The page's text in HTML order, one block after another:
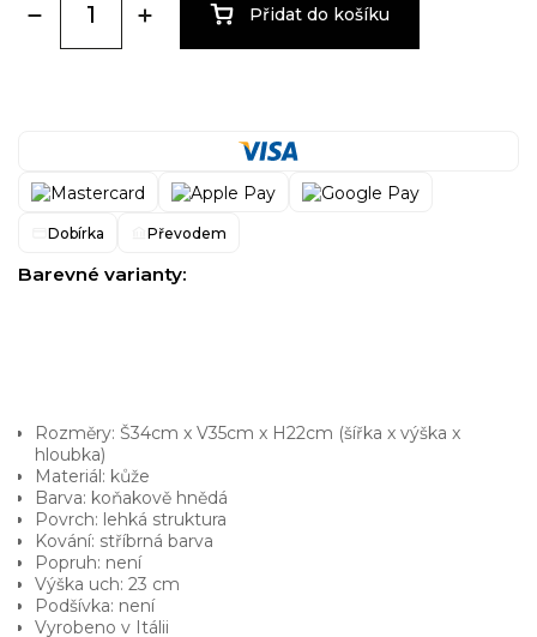
Přidat do košíku
Dobírka Převodem
Barevné varianty:
Rozměry: Š34cm x V35cm x H22cm (šířka x výška x
hloubka)
Materiál: kůže
Barva: koňakově hnědá
Povrch: lehká struktura
Kování: stříbrná barva
Popruh: není
Výška uch: 23 cm
Podšívka: není
Vyrobeno v Itálii